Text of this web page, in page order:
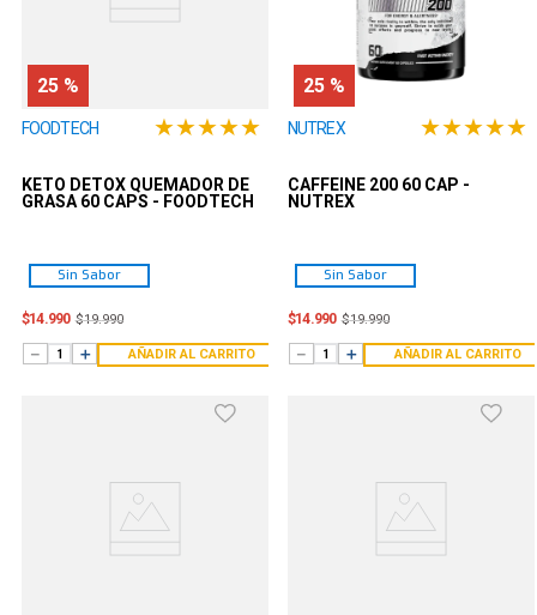
25 %
FOODTECH ★★★★★
KETO DETOX QUEMADOR DE
GRASA 60 CAPS - FOODTECH
Sin Sabor
$14.990 $19.990
＋
－ AÑADIR AL CARRITO
25 %
NUTREX ★★★★★
CAFFEINE 200 60 CAP -
NUTREX
Sin Sabor
$14.990 $19.990
＋
－ AÑADIR AL CARRITO